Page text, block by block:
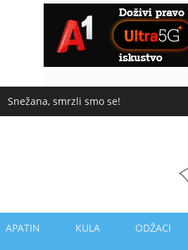
Snežana, smrzli smo se!
APATIN KULA ODŽACI